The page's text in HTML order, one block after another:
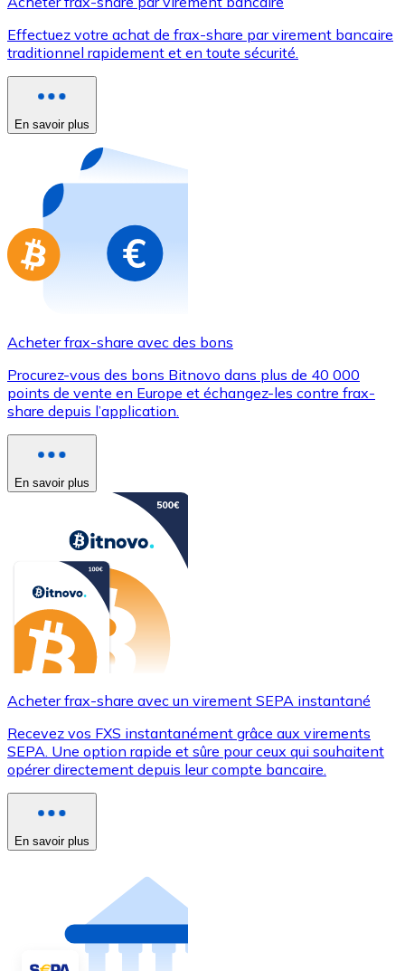
Utilisez les cartes Visa et Mastercard pour acheter
Acheter avec carte
Nouveau
Achetez des cartes-cadeaux de vos marques
Aller à la boutique de cartes-cadeaux
Effectuez votre achat de frax-share par virement bancaire
traditionnel rapidement et en toute sécurité.
En savoir plus
Acheter frax-share avec des bons
Procurez-vous des bons Bitnovo dans plus de 40 000
points de vente en Europe et échangez-les contre frax-
share depuis l’application.
En savoir plus
Acheter frax-share avec un virement SEPA instantané
Recevez vos FXS instantanément grâce aux virements
SEPA. Une option rapide et sûre pour ceux qui souhaitent
opérer directement depuis leur compte bancaire.
En savoir plus